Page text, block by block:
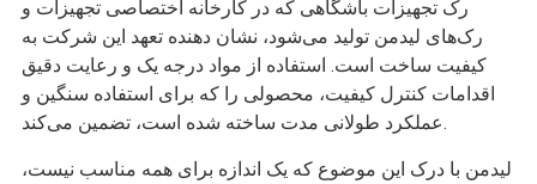
رک تجهیزات باشگاهی که در کارخانه اختصاصی تجهیزات و
رک‌های لیدمن تولید می‌شود، نشان دهنده تعهد این شرکت به
کیفیت ساخت است. استفاده از مواد درجه یک و رعایت دقیق
اقدامات کنترل کیفیت، محصولی را که برای استفاده سنگین و
عملکرد طولانی مدت ساخته شده است، تضمین می‌کند.
لیدمن با درک این موضوع که یک اندازه برای همه مناسب نیست،